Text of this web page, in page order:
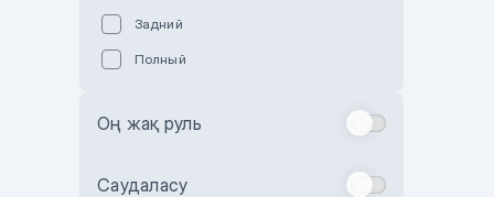
Зеленый
Задний
Полный
Оң жақ руль
Саудаласу